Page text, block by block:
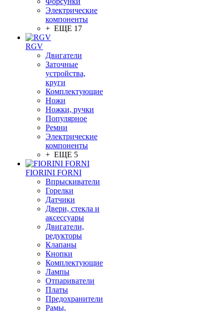
Электрические
компоненты
+ ЕЩЕ 17
RGV
Двигатели
Заточные
устройства,
круги
Комплектующие
Ножи
Ножки, ручки
Популярное
Ремни
Электрические
компоненты
+ ЕЩЕ 5
FIORINI FORNI
Впрыскиватели
Горелки
Датчики
Двери, стекла и
аксессуары
Двигатели,
редукторы
Клапаны
Кнопки
Комплектующие
Лампы
Отпариватели
Платы
Предохранители
Рамы,